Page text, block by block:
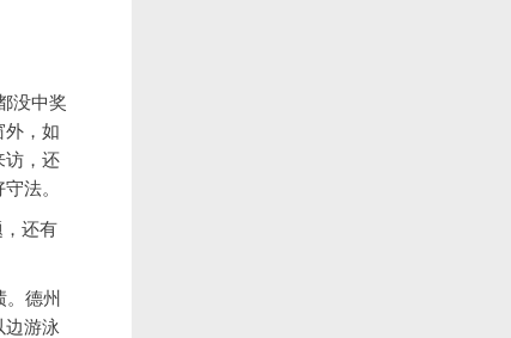
没中奖
外，如
访，还
法。
还有
德州
边游泳